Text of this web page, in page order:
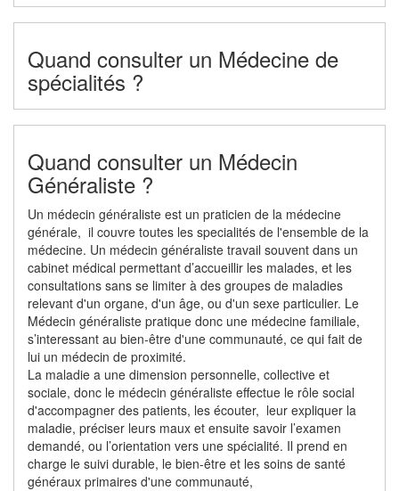
Quand consulter un Médecine de
spécialités ?
Quand consulter un Médecin
Généraliste ?
Un médecin généraliste est un praticien de la médecine
générale, il couvre toutes les specialités de l'ensemble de la
médecine. Un médecin généraliste travail souvent dans un
cabinet médical permettant d’accueillir les malades, et les
consultations sans se limiter à des groupes de maladies
relevant d'un organe, d'un âge, ou d'un sexe particulier. Le
Médecin généraliste pratique donc une médecine familiale,
s’interessant au bien-être d'une communauté, ce qui fait de
lui un médecin de proximité.
La maladie a une dimension personnelle, collective et
sociale, donc le médecin généraliste effectue le rôle social
d'accompagner des patients, les écouter, leur expliquer la
maladie, préciser leurs maux et ensuite savoir l’examen
demandé, ou l’orientation vers une spécialité. Il prend en
charge le suivi durable, le bien-être et les soins de santé
généraux primaires d'une communauté,